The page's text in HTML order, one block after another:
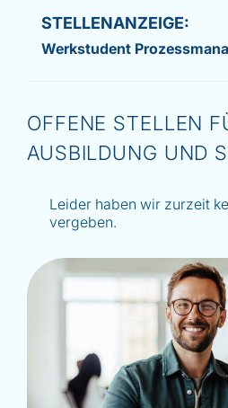
Werkstudent
OFFENE STELLEN
AUSBILDUNG UND
Leider haben wir zurzeit
vergeben.